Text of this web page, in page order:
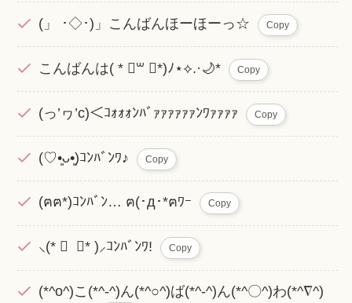
(」 ･◇･)」こんばんほーほーっ☆ Copy
こんばんは( * ॑꒳ ॑*)ﾉ⋆⟡.·🌙* Copy
(っ’ヮ’c)＜ｺｫｫｫﾝﾊﾞｧｧｧｧｧｧﾝﾜｧｧｧｧ Copy
(♡•͈ᴗ•͈)ｺﾝﾊﾞﾝﾜ♪ Copy
(ฅฅ*)ｺﾝﾊﾞﾝ… ฅ(･д･*ฅﾜｰ Copy
⸜(* ॑ ॑* )⸝ｺﾝﾊﾞﾝﾜ! Copy
(*^ο^)こ(*^-^)ん(*^○^)ば(*^-^)ん(*^〇^)わ(*^∇^)